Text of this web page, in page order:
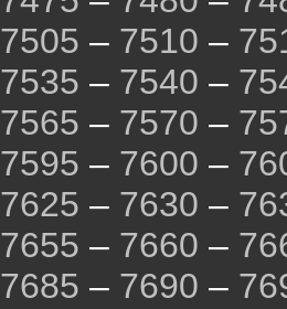
7505 – 7510 –
7535 – 7540 –
7565 – 7570 –
7595 – 7600 –
7625 – 7630 –
7655 – 7660 –
7685 – 7690 –